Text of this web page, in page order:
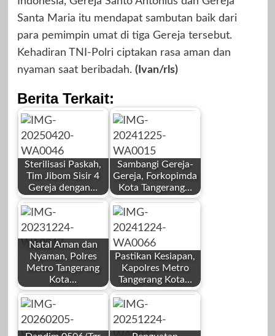
Santa Maria itu mendapat sambutan baik dari
para pemimpin umat di tiga Gereja tersebut.
Kehadiran TNI-Polri ciptakan rasa aman dan
nyaman saat beribadah. (Ivan/rls)
Berita Terkait:
Sterilisasi Paskah,
Tim Jibom Sisir 4
Gereja dengan…
by
Redaksi
April 20, 2025
Sambangi Gereja-
Gereja, Forkopimda
Kota Tangerang…
by
Redaksi
Desember 25,
2024
Natal Aman dan
Nyaman, Polres
Metro Tangerang
Kota…
by
Redaksi
Pastikan Kesiapan,
Kapolres Metro
Tangerang Kota…
by
Redaksi